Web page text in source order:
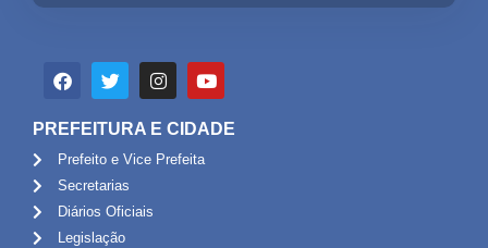
PREFEITURA E CIDADE
Prefeito e Vice Prefeita
Secretarias
Diários Oficiais
Legislação